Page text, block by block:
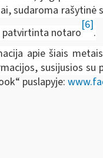
sudaroma
patvirtinta notaro
[6]
.
apie šiais
susijusios
puslapyje: